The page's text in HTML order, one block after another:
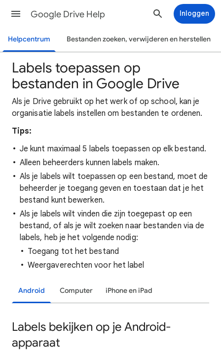
Google Drive Help Inloggen
Helpcentrum Bestanden zoeken, verwijderen en herstellen
Labels toepassen op
bestanden in Google Drive
Als je Drive gebruikt op het werk of op school, kan je
organisatie labels instellen om bestanden te ordenen.
Tips:
Je kunt maximaal 5 labels toepassen op elk bestand.
Alleen beheerders kunnen labels maken.
Als je labels wilt toepassen op een bestand, moet de
beheerder je toegang geven en toestaan dat je het
bestand kunt bewerken.
Als je labels wilt vinden die zijn toegepast op een
bestand, of als je wilt zoeken naar bestanden via de
labels, heb je het volgende nodig:
Toegang tot het bestand
Weergaverechten voor het label
Android Computer iPhone en iPad
Labels bekijken op je Android-
apparaat